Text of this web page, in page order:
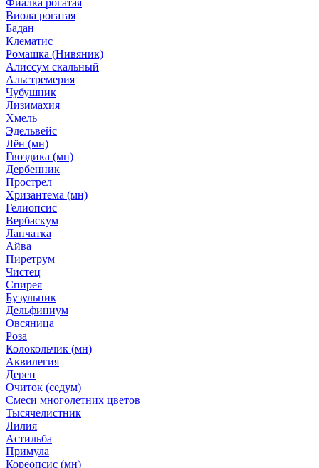
Фиалка рогатая
Виола рогатая
Бадан
Клематис
Ромашка (Нивяник)
Алиссум скальный
Альстремерия
Чубушник
Лизимахия
Хмель
Эдельвейс
Лён (мн)
Гвоздика (мн)
Дербенник
Прострел
Хризантема (мн)
Гелиопсис
Вербаскум
Лапчатка
Айва
Пиретрум
Чистец
Спирея
Бузульник
Дельфиниум
Овсяница
Роза
Колокольчик (мн)
Аквилегия
Дерен
Очиток (седум)
Смеси многолетних цветов
Тысячелистник
Лилия
Астильба
Примула
Кореопсис (мн)